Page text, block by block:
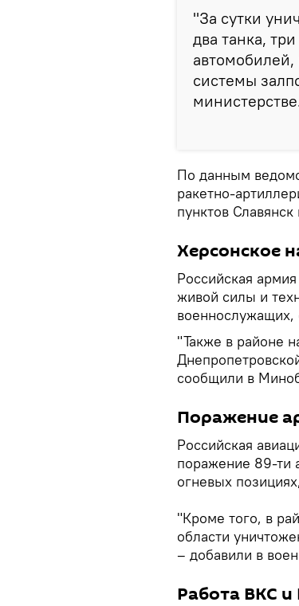
"За сутки
два танка,
системы
По данным
ракетно-
пунктов
Херсонское
Российская
живой силы и
военнослужащих,
"Также в районе
сообщили в
Поражение
Российская
поражение 89-ти
огневых
"Кроме того, в
области
– добавили в
Работа ВКС